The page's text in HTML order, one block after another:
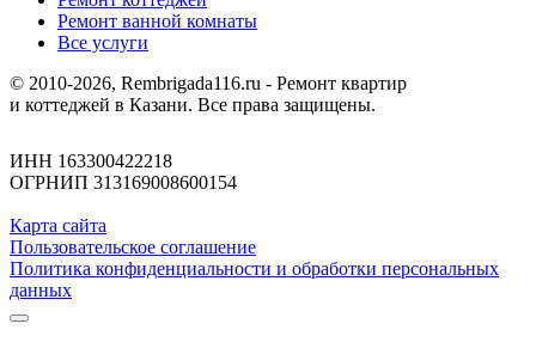
Ремонт ванной комнаты
Все услуги
© 2010-2026, Rembrigada116.ru - Ремонт квартир
и коттеджей в Казани. Все права защищены.
ИНН 163300422218
ОГРНИП 313169008600154
Карта сайта
Пользовательское соглашение
Политика конфиденциальности и обработки персональных
данных